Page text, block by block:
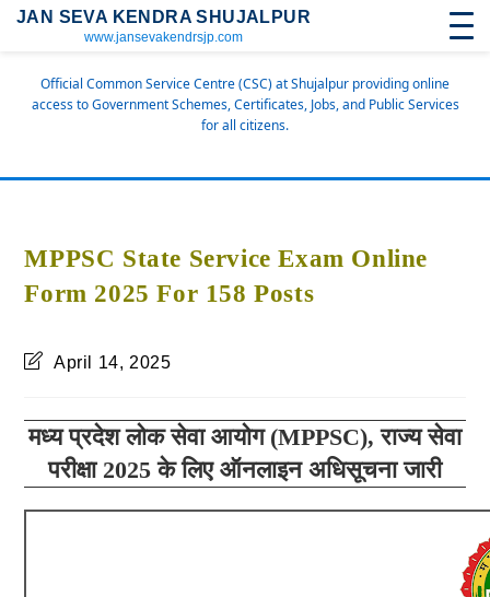
JAN SEVA KENDRA SHUJALPUR
www.jansevakendrsjp.com
Official Common Service Centre (CSC) at Shujalpur providing online
access to Government Schemes, Certificates, Jobs, and Public Services
for all citizens.
MPPSC State Service Exam Online
Form 2025 For 158 Posts
April 14, 2025
मध्य प्रदेश लोक सेवा आयोग (MPPSC),राज्य सेवा
परीक्षा 2025 के लिए ऑनलाइन अधिसूचना जारी